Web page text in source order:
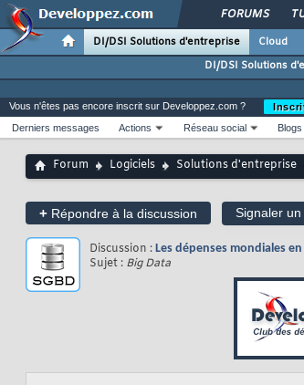
FORUMS
DI/DSI Solutions d'entreprise Cloud
DI/DSI Solutions
Vous n'êtes pas encore inscrit sur Developpez.com ?
Derniers messages
Actions Réseau social Blogs
Forum Logiciels Solutions d'entreprise
+ Répondre à la discussion Signaler
Discussion : Les dépenses mondiales
Sujet : Big Data